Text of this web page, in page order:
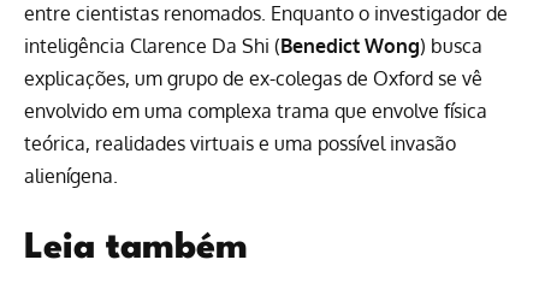
entre cientistas renomados. Enquanto o investigador de
inteligência Clarence Da Shi (Benedict Wong) busca
explicações, um grupo de ex-colegas de Oxford se vê
envolvido em uma complexa trama que envolve física
teórica, realidades virtuais e uma possível invasão
alienígena.
Leia também